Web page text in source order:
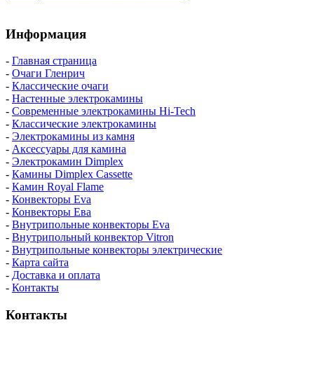
Информация
- Главная страница
- Очаги Гленрич
- Классические очаги
- Настенные электрокамины
- Современные электрокамины Hi-Tech
- Классические электрокамины
- Электрокамины из камня
- Аксессуары для камина
- Электрокамин Dimplex
- Камины Dimplex Cassette
- Камин Royal Flame
- Конвекторы Eva
- Конвекторы Ева
- Внутрипольные конвекторы Eva
- Внутрипольный конвектор Vitron
- Внутрипольные конвекторы электрические
- Карта сайта
- Доставка и оплата
- Контакты
Контакты